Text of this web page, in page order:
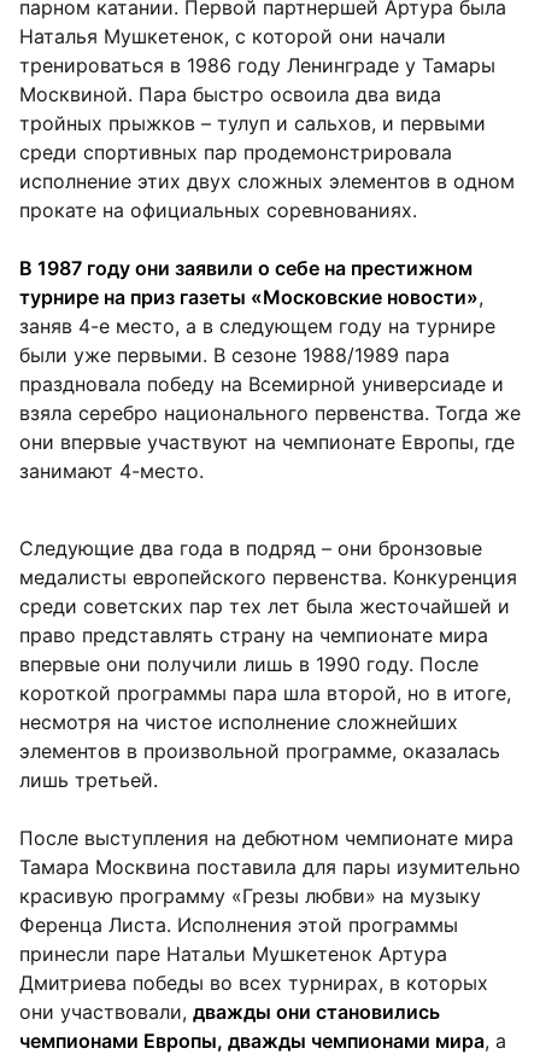
парном катании. Первой партнершей Артура была
Наталья Мушкетенок, с которой они начали
тренироваться в 1986 году Ленинграде у Тамары
Москвиной. Пара быстро освоила два вида
тройных прыжков – тулуп и сальхов, и первыми
среди спортивных пар продемонстрировала
исполнение этих двух сложных элементов в одном
прокате на официальных соревнованиях.
В 1987 году они заявили о себе на престижном
турнире на приз газеты «Московские новости»,
заняв 4-е место, а в следующем году на турнире
были уже первыми. В сезоне 1988/1989 пара
праздновала победу на Всемирной универсиаде и
взяла серебро национального первенства. Тогда же
они впервые участвуют на чемпионате Европы, где
занимают 4-место.
Следующие два года в подряд – они бронзовые
медалисты европейского первенства. Конкуренция
среди советских пар тех лет была жесточайшей и
право представлять страну на чемпионате мира
впервые они получили лишь в 1990 году. После
короткой программы пара шла второй, но в итоге,
несмотря на чистое исполнение сложнейших
элементов в произвольной программе, оказалась
лишь третьей.
После выступления на дебютном чемпионате мира
Тамара Москвина поставила для пары изумительно
красивую программу «Грезы любви» на музыку
Ференца Листа. Исполнения этой программы
принесли паре Натальи Мушкетенок Артура
Дмитриева победы во всех турнирах, в которых
они участвовали, дважды они становились
чемпионами Европы, дважды чемпионами мира, а